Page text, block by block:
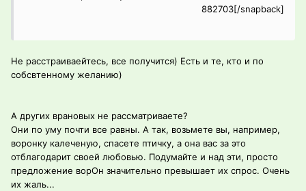
882703[/snapback]
Не расстраиваейтесь, все получится) Есть и те, кто и по
собсвтенному желанию)
А других врановых не рассматриваете?
Они по уму почти все равны. А так, возьмете вы, например,
воронку калеченую, спасете птичку, а она вас за это
отблагодарит своей любовью. Подумайте и над эти, просто
предложение ворОн значительно превышает их спрос. Очень
их жаль...